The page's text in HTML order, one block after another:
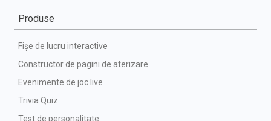
Produse
Fișe de lucru interactive
Constructor de pagini de aterizare
Evenimente de joc live
Trivia Quiz
Test de personalitate